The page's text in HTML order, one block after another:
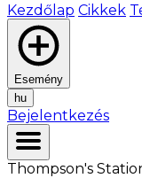
Kezdőlap Cikkek
Esemény
hu
Bejelentkezés
Thompson's